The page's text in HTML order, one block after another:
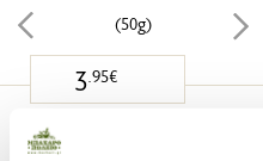
(50g)
3.95€